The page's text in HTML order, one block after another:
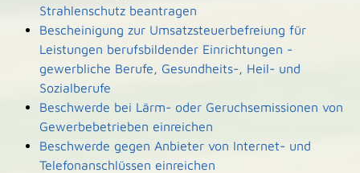
Strahlenschutz beantragen
Bescheinigung zur Umsatzsteuerbefreiung für
Leistungen berufsbildender Einrichtungen -
gewerbliche Berufe, Gesundheits-, Heil- und
Sozialberufe
Beschwerde bei Lärm- oder Geruchsemissionen von
Gewerbebetrieben einreichen
Beschwerde gegen Anbieter von Internet- und
Telefonanschlüssen einreichen